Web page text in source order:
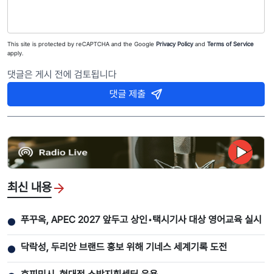
This site is protected by reCAPTCHA and the Google Privacy Policyand Terms of Service
apply.
댓글은 게시 전에 검토됩니다
댓글 제출
최신 내용
● 푸꾸옥, APEC 2027 앞두고 상인•택시기사 대상 영어교육 실시
● 닥락성, 두리안 브랜드 홍보 위해 기네스 세계기록 도전